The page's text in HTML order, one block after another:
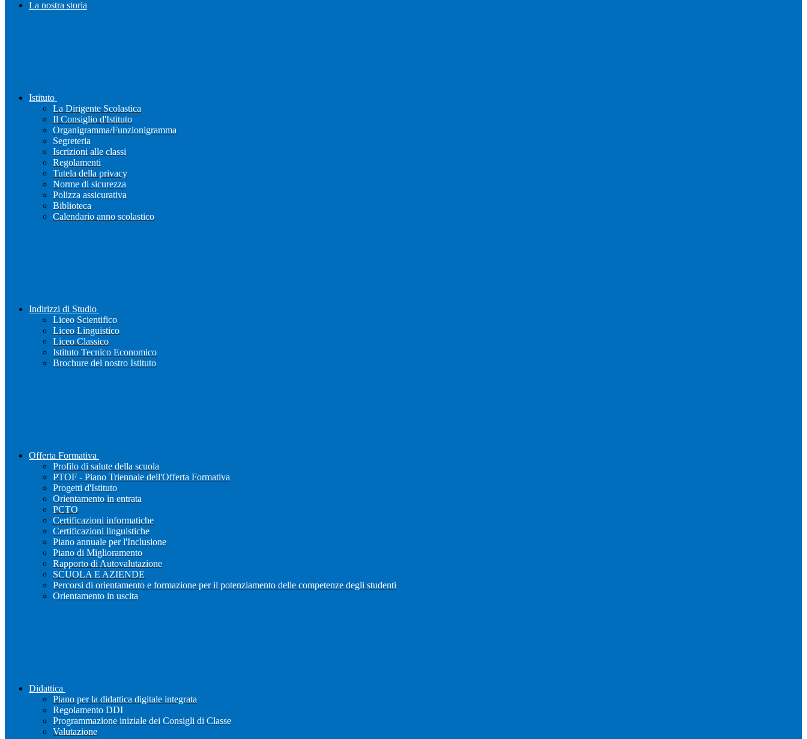
La nostra storia
Istituto
La Dirigente Scolastica
Il Consiglio d'Istituto
Organigramma/Funzionigramma
Segreteria
Iscrizioni alle classi
Regolamenti
Tutela della privacy
Norme di sicurezza
Polizza assicurativa
Biblioteca
Calendario anno scolastico
Indirizzi di Studio
Liceo Scientifico
Liceo Linguistico
Liceo Classico
Istituto Tecnico Economico
Brochure del nostro Istituto
Offerta Formativa
Profilo di salute della scuola
PTOF - Piano Triennale dell'Offerta Formativa
Progetti d'Istituto
Orientamento in entrata
PCTO
Certificazioni informatiche
Certificazioni linguistiche
Piano annuale per l'Inclusione
Piano di Miglioramento
Rapporto di Autovalutazione
SCUOLA E AZIENDE
Percorsi di orientamento e formazione per il potenziamento delle competenze degli studenti
Orientamento in uscita
Didattica
Piano per la didattica digitale integrata
Regolamento DDI
Programmazione iniziale dei Consigli di Classe
Valutazione